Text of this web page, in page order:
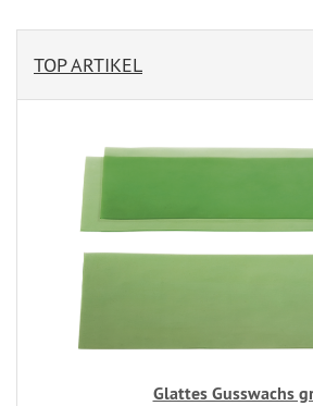
TOP ARTIKEL
Glattes Gusswachs